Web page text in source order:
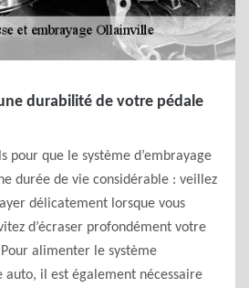
durabilité de votre pédale
pour que le système d’embrayage
durée de vie considérable : veillez
délicatement lorsque vous
d’écraser profondément votre
alimenter le système
auto, il est également nécessaire